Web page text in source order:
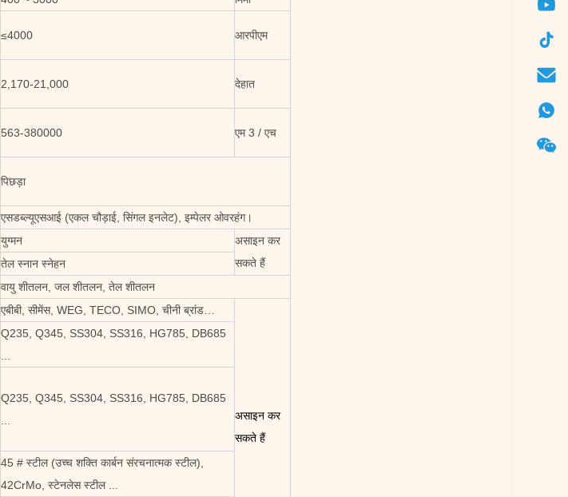
≤4000 आरपीएम
2,170-21,000 देहात
563-380000 एम 3 / एच
पिछड़ा
एसडब्ल्यूएसआई (एकल चौड़ाई, सिंगल इनलेट), इम्पेलर ओवरहंग।
युग्मन
असाइन कर
सकते हैं
तेल स्नान स्नेहन
वायु शीतलन, जल शीतलन, तेल शीतलन
एबीबी, सीमेंस, WEG, TECO, SIMO, चीनी ब्रांड…
असाइन कर
सकते हैं
Q235, Q345, SS304, SS316, HG785, DB685
Q235, Q345, SS304, SS316, HG785, DB685
45 # स्टील (उच्च शक्ति कार्बन संरचनात्मक स्टील),
42CrMo, स्टेनलेस स्टील ...